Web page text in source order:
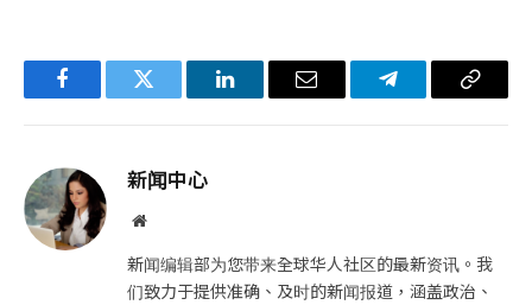
FacebookTwitter LinkedIn电
Telegram复
新闻中心
网
新闻编辑部为您带来全球华人社区的最新资讯。我
们致力于提供准确、及时的新闻报道，涵盖政治、